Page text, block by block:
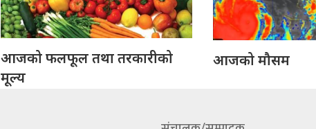
आजको फलफूल तथा तरकारीको
मूल्य
आजको मौसम